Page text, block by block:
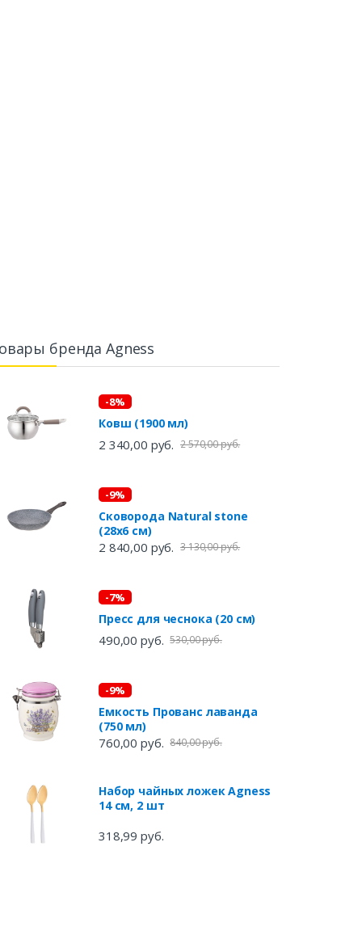
бренда Agness
-8%
Ковш (1900 мл)
2 340,00 руб. 2 570,00 руб.
-9%
Сковорода Natural stone
(28х6 см)
2 840,00 руб. 3 130,00 руб.
-7%
Пресс для чеснока (20 см)
490,00 руб. 530,00 руб.
-9%
Емкость Прованс лаванда
(750 мл)
760,00 руб. 840,00 руб.
Набор чайных ложек Agness
14 см, 2 шт
318,99 руб.